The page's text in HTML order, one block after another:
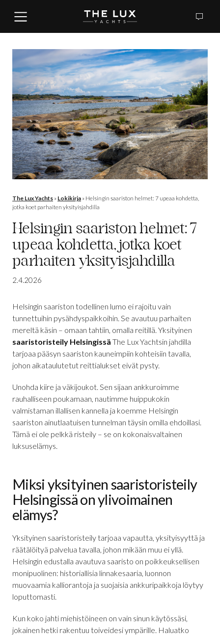
The Lux Yachts » Lokikirja » Helsingin saariston helmet: 7 upeaa kohdetta,
jotka koet parhaiten yksityisjahdilla
Helsingin saariston helmet: 7
upeaa kohdetta, jotka koet
parhaiten yksityisjahdilla
2.4.2026
Helsingin saariston todellinen lumo ei rajoitu vain
tunnettuihin pysähdyspaikkoihin. Se avautuu parhaiten
mereltä käsin – omaan tahtiin, omalla reitillä. Yksityinen
saaristoristeily Helsingissä The Lux Yachtsin jahdilla
tarjoaa pääsyn saariston kauneimpiin kohteisiin tavalla,
johon aikataulutetut reittialukset eivät pysty.
Unohda kiire ja väkijoukot. Sen sijaan ankkuroimme
rauhalliseen poukamaan, nautimme huippukokin
valmistaman illallisen kannella ja koemme Helsingin
saariston ainutlaatuisen tunnelman täysin omilla ehdoillasi.
Tämä ei ole pelkkä risteily – se on kokonaisvaltainen
luksuselämys.
Miksi yksityinen saaristoristeily
Helsingissä on ylivoimainen
elämys?
Yksityinen saaristoristeily tarjoaa vapautta, yksityisyyttä ja
räätälöityä palvelua tavalla, johon mikään muu ei yllä.
Helsingin edustalla avautuva saaristo on poikkeuksellisen
monipuolinen: historiallisia linnakesaaria, luonnon
muovaamia kalliorantoja ja suojaisia ankkuripaikkoja löytyy
loputtomasti.
Kun koko jahti miehistöineen on vain sinun käytössäsi,
jokainen hetki rakentuu toiveidesi ympärille. Haluatko